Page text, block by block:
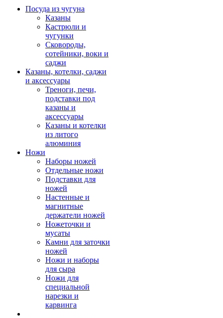
Посуда из чугуна
Казаны
Кастрюли и
чугунки
Сковороды,
сотейники, воки и
саджи
Казаны, котелки, саджи
и аксессуары
Треноги, печи,
подставки под
казаны и
аксессуары
Казаны и котелки
из литого
алюминия
Ножи
Наборы ножей
Отдельные ножи
Подставки для
ножей
Настенные и
магнитные
держатели ножей
Ножеточки и
мусаты
Камни для заточки
ножей
Ножи и наборы
для сыра
Ножи для
специальной
нарезки и
карвинга